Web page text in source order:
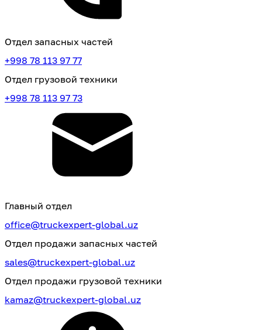
Отдел запасных частей
+998 78 113 97 77
Отдел грузовой техники
+998 78 113 97 73
Главный отдел
office@truckexpert-global.uz
Отдел продажи запасных частей
sales@truckexpert-global.uz
Отдел продажи грузовой техники
kamaz@truckexpert-global.uz